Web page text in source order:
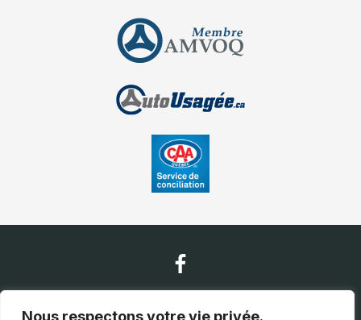
Nous respectons votre vie privée.
Nous contacter